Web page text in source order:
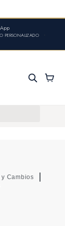
PERSONALIZADO
•
Cambios